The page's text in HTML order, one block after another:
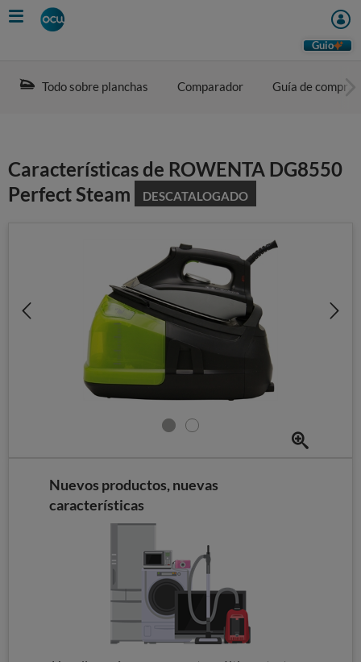
Skip
to
Guio
Todo sobre planchas Comparador Guía de compra
Características de ROWENTA DG8550
Perfect Steam
DESCATALOGADO
Nuevos productos, nuevas
características